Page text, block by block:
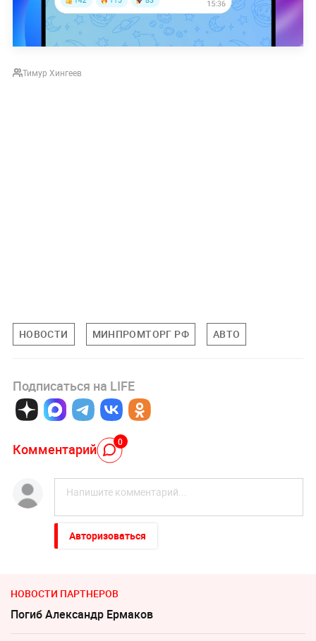
Тимур Хингеев
НОВОСТИ МИНПРОМТОРГ РФ АВТО
Подписаться на LIFE
Комментарий 0
Авторизоваться
НОВОСТИ ПАРТНЕРОВ
Погиб Александр Ермаков